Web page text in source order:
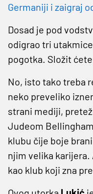
Germaniji i zaigraj
Dosad je pod
odigrao tri
pogotka. Složit
No, isto tako treba
neko preveliko
strani mediji,
Judeom
klubu čije boje
njim velika karijera.
kao klub koji zna